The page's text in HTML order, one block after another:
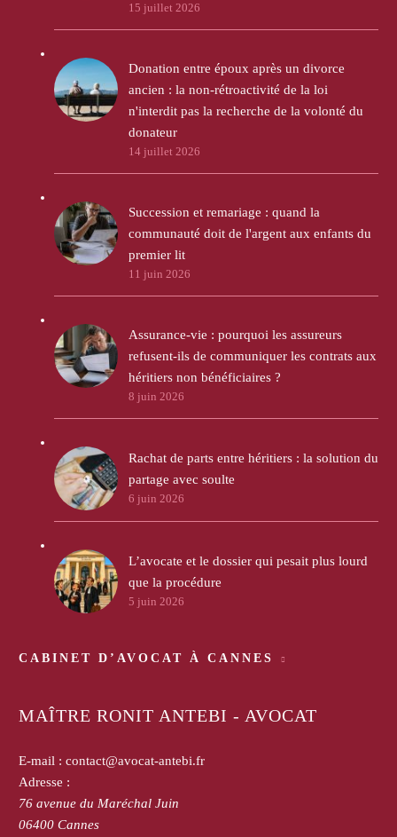
15 juillet 2026
Donation entre époux après un divorce
ancien : la non-rétroactivité de la loi
n'interdit pas la recherche de la volonté du
donateur
14 juillet 2026
Succession et remariage : quand la
communauté doit de l'argent aux enfants du
premier lit
11 juin 2026
Assurance-vie : pourquoi les assureurs
refusent-ils de communiquer les contrats aux
héritiers non bénéficiaires ?
8 juin 2026
Rachat de parts entre héritiers : la solution du
partage avec soulte
6 juin 2026
L’avocate et le dossier qui pesait plus lourd
que la procédure
5 juin 2026
CABINET D’AVOCAT À CANNES
MAÎTRE RONIT ANTEBI - AVOCAT
E-mail : contact@avocat-antebi.fr
Adresse :
76 avenue du Maréchal Juin
06400 Cannes